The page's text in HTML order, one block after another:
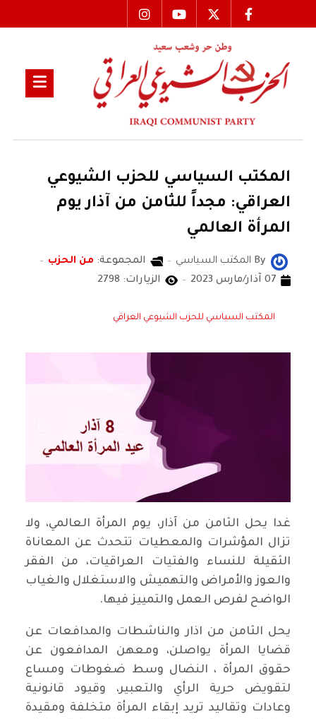
المكتب السياسي للحزب الشيوعي
العراقي: مجداً للثامن من آذار يوم
المرأة العالمي
By المكتب السياسي المجموعة: من الحزب
07 آذار/مارس 2023
الزيارات: 2798
المكتب السياسي للحزب الشيوعي العراقي
غدا يحل الثامن من آذار، يوم المرأة العالمي، ولا
تزال المؤشرات والمعطيات تتحدث عن المعاناة
الثقيلة للنساء والفتيات العراقيات، من الفقر
والعوز والأمراض والتهميش والاستغلال والغياب
الواضح لفرص العمل والتمييز فيها.
يحل الثامن من اذار والناشطات والمدافعات عن
قضايا المرأة يواصلن، ومعهن المدافعون عن
حقوق المرأة ، النضال وسط ضغوطات ومساع
لتقويض حرية الرأي والتعبير، وقيود قانونية
وعادات وتقاليد تريد إبقاء المرأة متخلفة ومقيدة